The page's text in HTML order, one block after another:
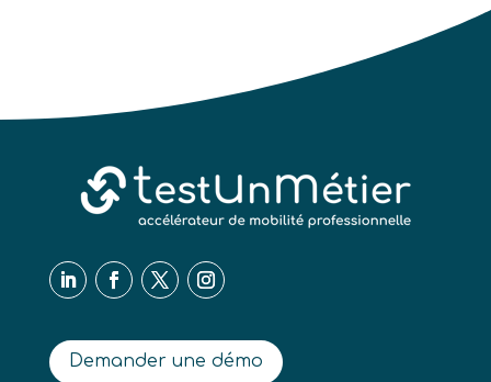
Demander une démo